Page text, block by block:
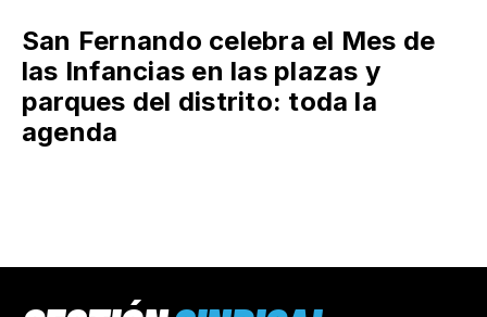
San Fernando celebra el Mes de
las Infancias en las plazas y
parques del distrito: toda la
agenda